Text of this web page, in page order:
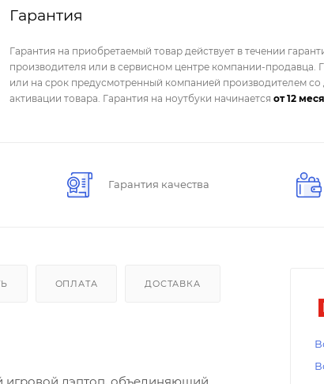
Гарантия
Гарантия на приобретаемый товар действует в течении
производителя или в сервисном центре компании-продавца.
или на срок предусмотренный компанией производителем
активации товара. Гарантия на ноутбуки начинается от 12
Гарантия качества
ОПЛАТА ДОСТАВКА